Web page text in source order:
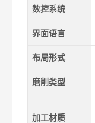
数控系统
界面语言
布局形式
磨削类型
加工材质